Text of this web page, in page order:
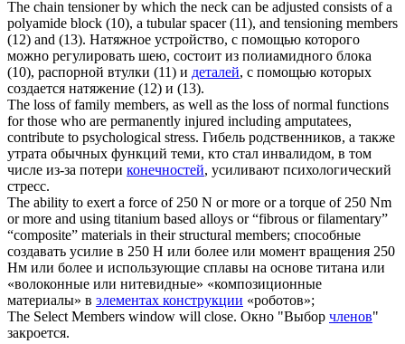
The chain tensioner by which the neck can be adjusted consists of a
polyamide block (10), a tubular spacer (11), and tensioning members
(12) and (13). Натяжное устройство, с помощью которого
можно регулировать шею, состоит из полиамидного блока
(10), распорной втулки (11) и деталей, с помощью которых
создается натяжение (12) и (13).
The loss of family members, as well as the loss of normal functions
for those who are permanently injured including amputatees,
contribute to psychological stress. Гибель родственников, а также
утрата обычных функций теми, кто стал инвалидом, в том
числе из-за потери конечностей, усиливают психологический
стресс.
The ability to exert a force of 250 N or more or a torque of 250 Nm
or more and using titanium based alloys or “fibrous or filamentary”
“composite” materials in their structural members; способные
создавать усилие в 250 Н или более или момент вращения 250
Нм или более и использующие сплавы на основе титана или
«волоконные или нитевидные» «композиционные
материалы» в элементах конструкции «роботов»;
The SelectMembers window will close. Окно "Выбор членов"
закроется.